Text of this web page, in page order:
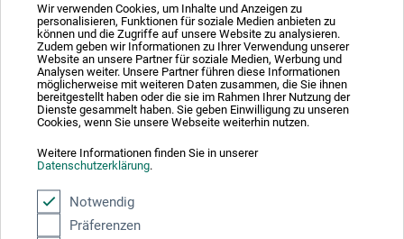
Wir verwenden Cookies, um Inhalte und Anzeigen zu
personalisieren, Funktionen für soziale Medien anbieten zu
können und die Zugriffe auf unsere Website zu analysieren.
Zudem geben wir Informationen zu Ihrer Verwendung unserer
Website an unsere Partner für soziale Medien, Werbung und
Analysen weiter. Unsere Partner führen diese Informationen
möglicherweise mit weiteren Daten zusammen, die Sie ihnen
bereitgestellt haben oder die sie im Rahmen Ihrer Nutzung der
Dienste gesammelt haben. Sie geben Einwilligung zu unseren
Cookies, wenn Sie unsere Webseite weiterhin nutzen.
Weitere Informationen finden Sie in unserer
Datenschutzerklärung.
Notwendig
Präferenzen
Absolut sikker
Betalingsmetoder